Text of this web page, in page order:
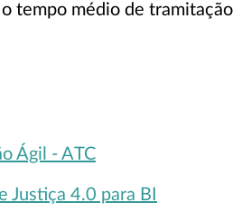
tempo médio de tramitação
Ágil - ATC
Justiça 4.0 para BI